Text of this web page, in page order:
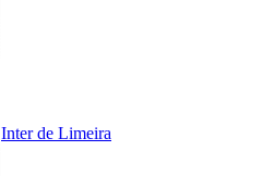
Inter de Limeira